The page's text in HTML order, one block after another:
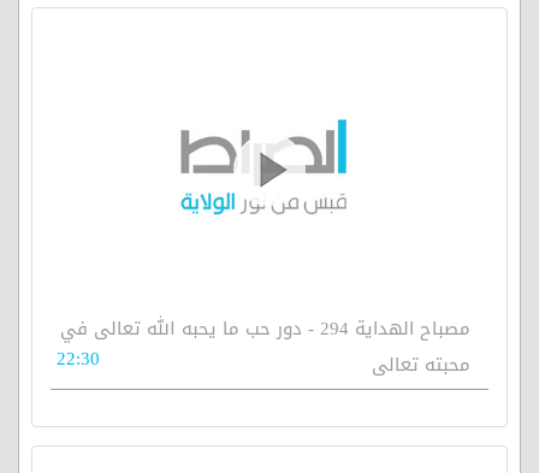
مصباح الهداية 294 - دور حب ما يحبه الله تعالى في
محبته تعالى
22:30